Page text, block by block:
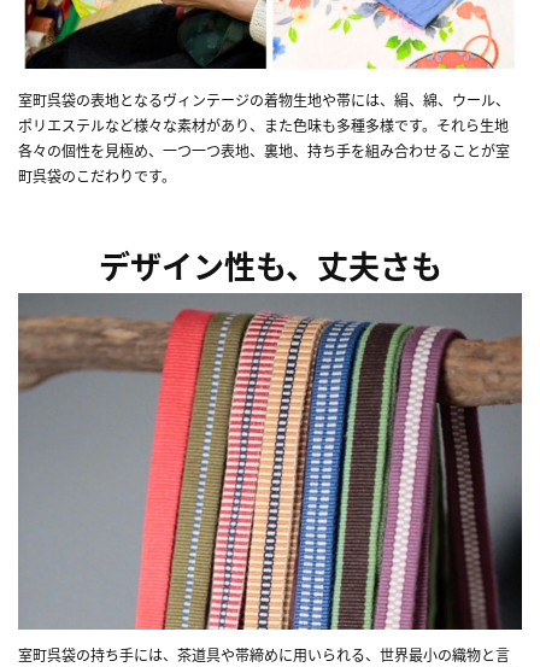
室町呉袋の表地となるヴィンテージの着物生地や帯には、絹、綿、ウール、
ポリエステルなど様々な素材があり、また色味も多種多様です。それら生地
各々の個性を見極め、一つ一つ表地、裏地、持ち手を組み合わせることが室
町呉袋のこだわりです。
デザイン性も、丈夫さも
室町呉袋の持ち手には、茶道具や帯締めに用いられる、世界最小の織物と言